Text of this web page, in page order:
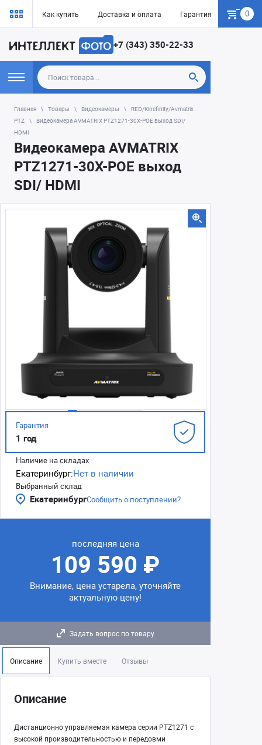
Как купить Доставка и оплата Гарантия О нас
0
+7 (343) 350-22-33
Главная Товары Видеокамеры
RED/Kinefinity/Avmatrix
PTZ
Видеокамера AVMATRIX PTZ1271-30X-POE выход SDI/
HDMI
Видеокамера AVMATRIX
PTZ1271-30X-POE выход
SDI/ HDMI
Гарантия
1 год
Наличие на складах
Екатеринбург:Нет в наличии
Выбранный склад
ЕкатеринбургСообщить о поступлении?
последняя цена
109 590 ₽
Внимание, цена устарела, уточняйте
актуальную цену!
Задать вопрос по товару
Описание Купить вместе Отзывы
Описание
Дистанционно управляемая камера серии PTZ1271 с
высокой производительностью и передовми